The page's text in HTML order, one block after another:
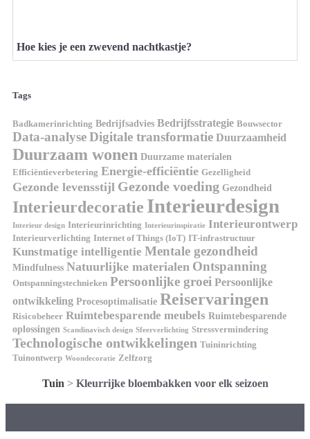
Hoe kies je een zwevend nachtkastje?
Tags
Badkamerinrichting Bedrijfsadvies Bedrijfsstrategie Bouwsector
Data-analyseDigitale transformatie Duurzaamheid
Duurzaam wonen Duurzame materialen
Efficiëntieverbetering Energie-efficiëntie Gezelligheid
Gezonde levensstijl Gezonde voeding Gezondheid
Interieurdecoratie Interieurdesign
Interieur design Interieurinrichting Interieurinspiratie Interieurontwerp
Interieurverlichting Internet of Things (IoT) IT-infrastructuur
Kunstmatige intelligentie Mentale gezondheid
Mindfulness Natuurlijke materialen Ontspanning
Ontspanningstechnieken Persoonlijke groei Persoonlijke
ontwikkeling Procesoptimalisatie Reiservaringen
Risicobeheer Ruimtebesparende meubels Ruimtebesparende
oplossingen Scandinavisch design Sfeerverlichting Stressvermindering
Technologische ontwikkelingen Tuininrichting
Tuinontwerp Woondecoratie Zelfzorg
Tuin > Kleurrijke bloembakken voor elk seizoen